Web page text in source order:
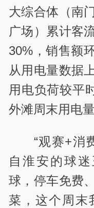
大综合体（南
广场）累计客
30% ，销售额
从用电量数据
用电负荷较平
外滩周末用电
“观赛+消
自淮安的球
球，停车免费
菜，这个周末